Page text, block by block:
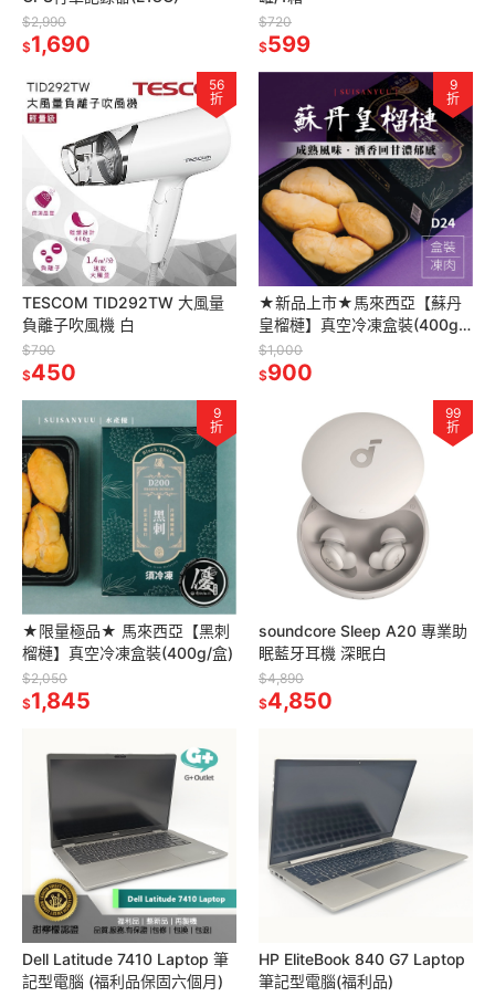
$2,990
$1,690
$720
$599
56
折
TESCOM TID292TW 大風量
負離子吹風機 白
$790
$450
9
折
★新品上市★馬來西亞【蘇丹
皇榴槤】真空冷凍盒裝(400g/
盒)
$1,000
$900
9
折
★限量極品★ 馬來西亞【黑刺
榴槤】真空冷凍盒裝(400g/盒)
$2,050
$1,845
99
折
soundcore Sleep A20 專業助
眠藍牙耳機 深眠白
$4,890
$4,850
Dell Latitude 7410 Laptop 筆
記型電腦 (福利品保固六個月)
HP EliteBook 840 G7 Laptop
筆記型電腦(福利品)